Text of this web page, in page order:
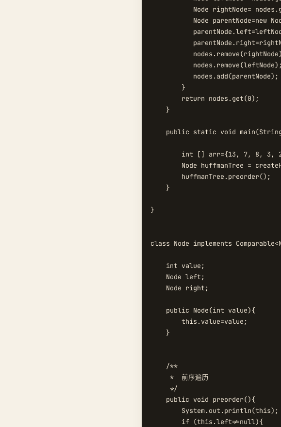
Node rightNode=
Node parentNode=new
           nodes.remove(leftNode);
           nodes.add(parentNode);
        }
        return nodes.get(0);
    }
public static void
int [] arr={13, 7, 8, 3,
Node huffmanTree =
        huffmanTree.preorder();
    }
}
class Node implements
    int value;
    Node left;
    Node right;
    public Node(int value){
        this.value=value;
    }
    /**
     *  前序遍历
     */
    public void preorder(){
        System.out.println(this);
        if (this.left!=null){